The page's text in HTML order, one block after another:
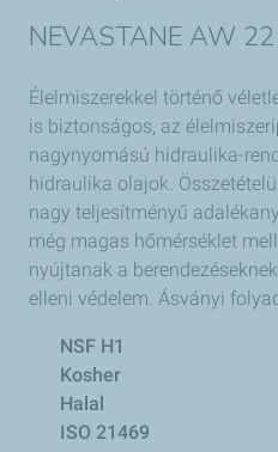
NEVASTANE AW
Élelmiszerekkel történő
is biztonságos, az
nagynyomású hidraulika-
hidraulika olajok.
nagy teljesítményű
még magas hőmérséklet
nyújtanak a
elleni védelem. Ásványi
NSF H1
Kosher
Halal
ISO 21469